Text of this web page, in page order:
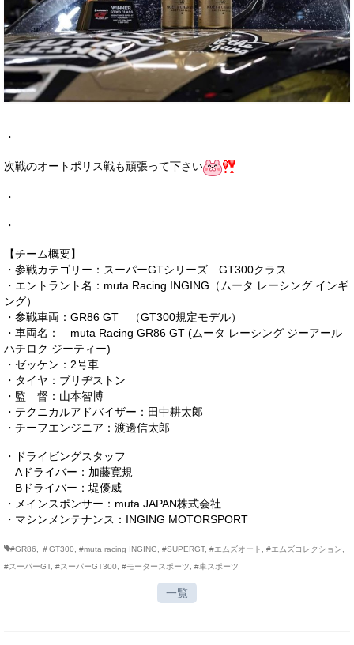
・
次戦のオートポリス戦も頑張って下さい
・
・
【チーム概要】
・参戦カテゴリー：スーパーGTシリーズ GT300クラス
・エントラント名：muta Racing INGING（ムータ レーシング インギ
ング）
・参戦車両：GR86 GT （GT300規定モデル）
・車両名： muta Racing GR86 GT (ムータ レーシング ジーアール
ハチロク ジーティー)
・ゼッケン：2号車
・タイヤ：ブリヂストン
・監 督：山本智博
・テクニカルアドバイザー：田中耕太郎
・チーフエンジニア：渡邊信太郎
・ドライビングスタッフ
Aドライバー：加藤寛規
Bドライバー：堤優威
・メインスポンサー：muta JAPAN株式会社
・マシンメンテナンス：INGING MOTORSPORT
#GR86 ＃GT300 #muta racing INGING #SUPERGT, #エムズオート #エムズコレクション
#スーパーGT, #スーパーGT300 #モータースポーツ #車スポーツ
一覧